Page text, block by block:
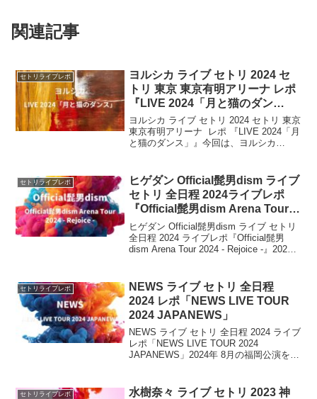
関連記事
セトリライブレポ
ヨルシカ ライブ セトリ 2024 セ
トリ 東京 東京有明アリーナ レポ
『LIVE 2024「月と猫のダン
ス」』
ヨルシカ ライブ セトリ 2024 セトリ 東京
東京有明アリーナ レポ 『LIVE 2024「月
と猫のダンス」』今回は、ヨルシカ
の皆さんのレポを元に、セ...
セトリライブレポ
ヒゲダン Official髭男dism ライブ
セトリ 全日程 2024ライブレポ
『Official髭男dism Arena Tour
2024 – Rejoice -』
ヒゲダン Official髭男dism ライブ セトリ
全日程 2024 ライブレポ『Official髭男
dism Arena Tour 2024 - Rejoice -』2024
セトリライブレポ
NEWS ライブ セトリ 全日程
2024 レポ「NEWS LIVE TOUR
2024 JAPANEWS」
NEWS ライブ セトリ 全日程 2024 ライブ
レポ「NEWS LIVE TOUR 2024
JAPANEWS」2024年 8月の福岡公演を皮
セトリライブレポ
水樹奈々 ライブ セトリ 2023 神